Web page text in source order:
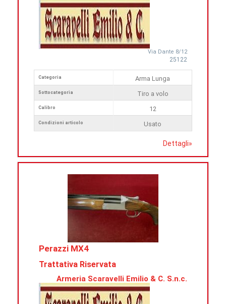
Via Dante 8/12
25122
Categoria
Sottocategoria
Calibro
Condizioni articolo
Arma Lunga
Tiro a volo
12
Usato
Dettagli»
Perazzi MX4
Trattativa Riservata
Armeria Scaravelli Emilio & C. S.n.c.